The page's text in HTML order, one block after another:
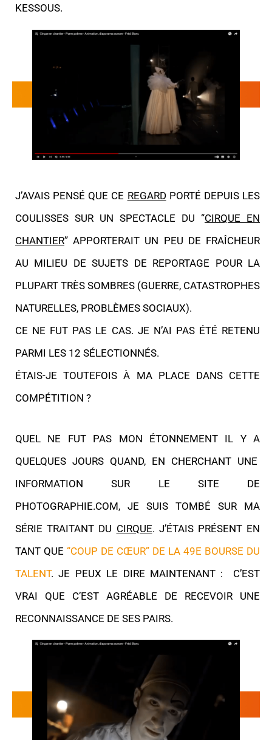
KESSOUS.
J’AVAIS PENSÉ QUE CE REGARDPORTÉ DEPUIS LES
COULISSES SUR UN SPECTACLE DU “CIRQUE EN
CHANTIER” APPORTERAIT UN PEU DE FRAÎCHEUR
AU MILIEU DE SUJETS DE REPORTAGE POUR LA
PLUPART TRÈS SOMBRES (GUERRE, CATASTROPHES
NATURELLES, PROBLÈMES SOCIAUX).
CE NE FUT PAS LE CAS. JE N’AI PAS ÉTÉ RETENU
PARMI LES 12 SÉLECTIONNÉS.
ÉTAIS-JE TOUTEFOIS À MA PLACE DANS CETTE
COMPÉTITION ?
QUEL NE FUT PAS MON ÉTONNEMENT IL Y A
QUELQUES JOURS QUAND, EN CHERCHANT UNE
INFORMATION SUR LE SITE DE
PHOTOGRAPHIE.COM, JE SUIS TOMBÉ SUR MA
SÉRIE TRAITANT DU CIRQUE. J’ÉTAIS PRÉSENT EN
TANT QUE “COUP DE CŒUR” DE LA 49E BOURSE DU
TALENT. JE PEUX LE DIRE MAINTENANT : C’EST
VRAI QUE C’EST AGRÉABLE DE RECEVOIR UNE
RECONNAISSANCE DE SES PAIRS.